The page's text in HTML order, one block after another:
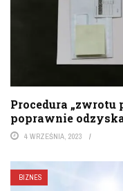
Procedura „zwrotu
poprawnie
4 WRZEŚNIA, 2023
BIZNES